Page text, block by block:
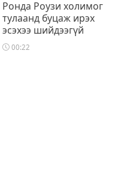
Ронда Роузи холимог
тулаанд буцаж ирэх
эсэхээ шийдээгүй
00:22